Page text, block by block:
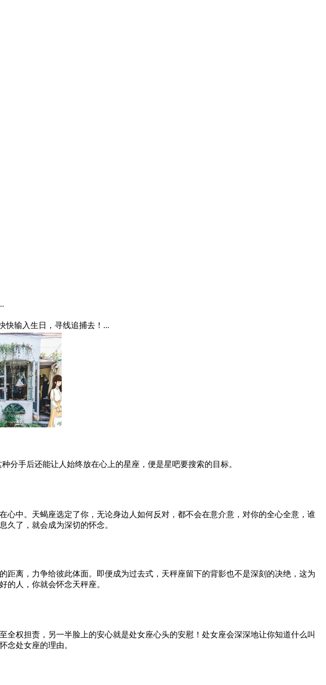
快输入生日，寻线追捕去！...
分手后还能让人始终放在心上的星座，便是星吧要搜索的目标。
中。天蝎座选定了你，无论身边人如何反对，都不会在意介意，对你的全心全意，谁
久了，就会成为深切的怀念。
离，力争给彼此体面。即便成为过去式，天秤座留下的背影也不是深刻的决绝，这为
的人，你就会怀念天秤座。
权担责，另一半脸上的安心就是处女座心头的安慰！处女座会深深地让你知道什么叫
念处女座的理由。